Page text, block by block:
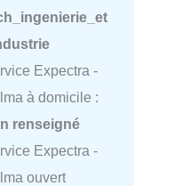
Expectra -
à domicile :
renseigné
Expectra -
ouvert